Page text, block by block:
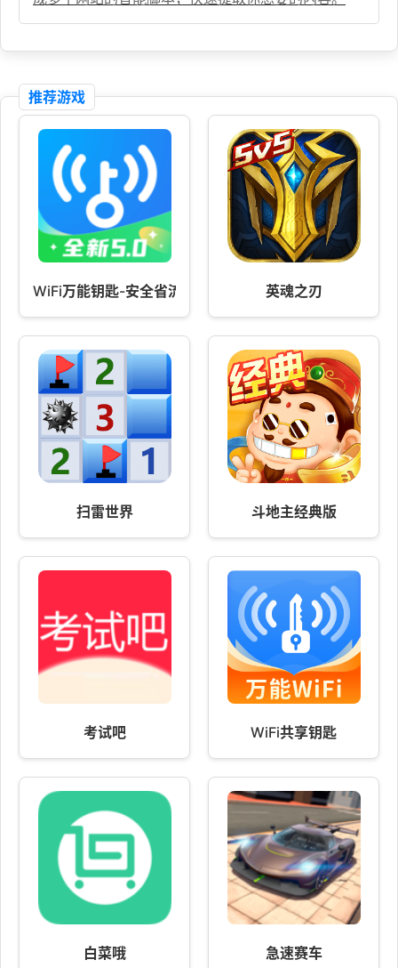
推荐游戏
WiFi万能钥匙-安全省流 英魂之刃
扫雷世界 斗地主经典版
考试吧 WiFi共享钥匙
白菜哦 急速赛车